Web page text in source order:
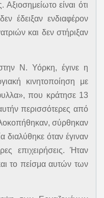
Αξιοσημείωτο είναι ότι
έδειξαν ενδιαφέρον
και δεν στήριξαν
Ν. Υόρκη, έγινε η
κινητοποίηση με
που κράτησε 13
περισσότερες από
σύρθηκαν
διαλύθηκε όταν έγιναν
επιχειρήσεις. Ήταν
το πείσμα αυτών των